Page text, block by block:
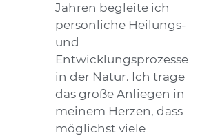
Jahren begleite ich
persönliche Heilungs-
und
Entwicklungsprozesse
in der Natur. Ich trage
das große Anliegen in
meinem Herzen, dass
möglichst viele